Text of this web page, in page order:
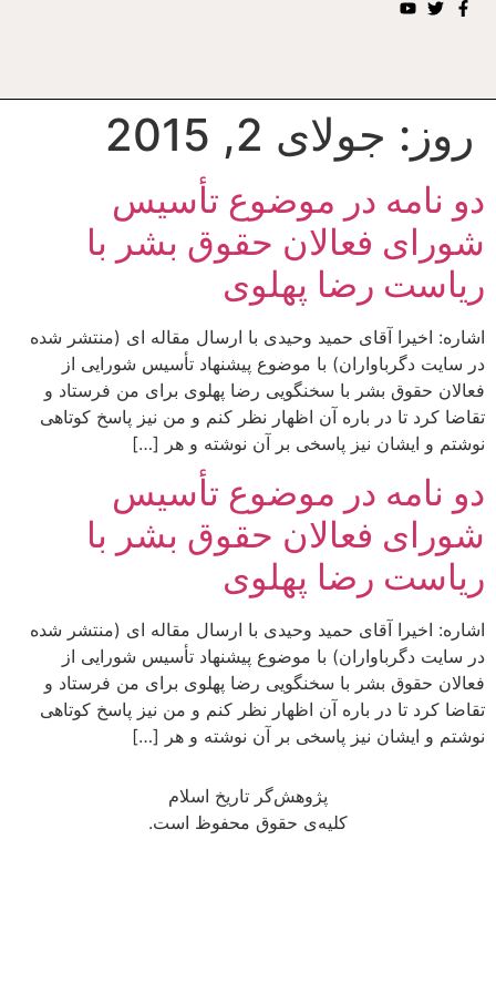
روز: جولای 2, 2015
دو نامه در موضوع تأسیس
شورای فعالان حقوق بشر با
ریاست رضا پهلوی
اشاره: اخیرا آقای حمید وحیدی با ارسال مقاله ای (منتشر شده
در سایت دگرباواران) با موضوع پیشنهاد تأسیس شورایی از
فعالان حقوق بشر با سخنگویی رضا پهلوی برای من فرستاد و
تقاضا کرد تا در باره آن اظهار نظر کنم و من نیز پاسخ کوتاهی
نوشتم و ایشان نیز پاسخی بر آن نوشته و هر […]
دو نامه در موضوع تأسیس
شورای فعالان حقوق بشر با
ریاست رضا پهلوی
اشاره: اخیرا آقای حمید وحیدی با ارسال مقاله ای (منتشر شده
در سایت دگرباواران) با موضوع پیشنهاد تأسیس شورایی از
فعالان حقوق بشر با سخنگویی رضا پهلوی برای من فرستاد و
تقاضا کرد تا در باره آن اظهار نظر کنم و من نیز پاسخ کوتاهی
نوشتم و ایشان نیز پاسخی بر آن نوشته و هر […]
پژوهش‌گر تاریخ اسلام
کلیه‌ی حقوق محفوظ است.